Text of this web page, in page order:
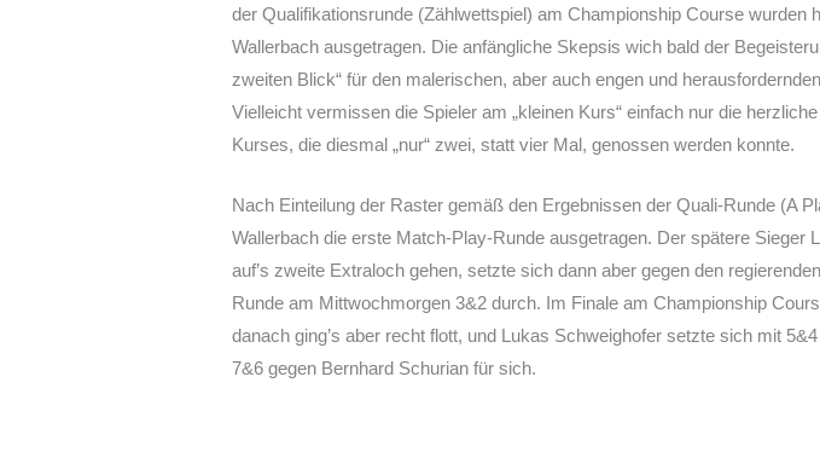
der Qualifikationsrunde (Zählwettspiel) am Championship Course
Wallerbach ausgetragen. Die anfängliche Skepsis wich bald der
zweiten Blick“ für den malerischen, aber auch engen und
Vielleicht vermissen die Spieler am „kleinen Kurs“ einfach nur die
Kurses, die diesmal „nur“ zwei, statt vier Mal, genossen werden konnte.
Nach Einteilung der Raster gemäß den Ergebnissen der Quali-Runde (A
Wallerbach die erste Match-Play-Runde ausgetragen. Der spätere
auf’s zweite Extraloch gehen, setzte sich dann aber gegen den
Runde am Mittwochmorgen 3&2 durch. Im Finale am Championship
danach ging’s aber recht flott, und Lukas Schweighofer setzte sich mit
7&6 gegen Bernhard Schurian für sich.